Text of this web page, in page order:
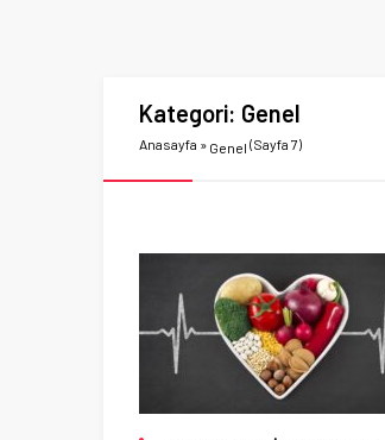
Kategori: Genel
Anasayfa » Genel (Sayfa 7)